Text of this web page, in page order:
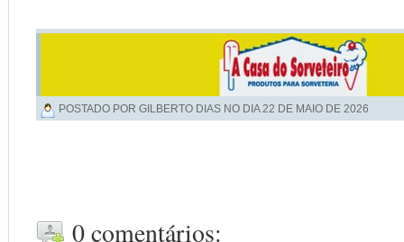
POSTADO POR GILBERTO DIAS NO DIA22 DE MAIO DE 2026
0 comentários: